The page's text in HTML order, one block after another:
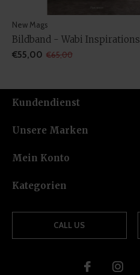
New Mags
Bildband - Wabi Inspirations
€55,00 €65,00
Kundendienst
Unsere Marken
Mein Konto
Kategorien
CALL US